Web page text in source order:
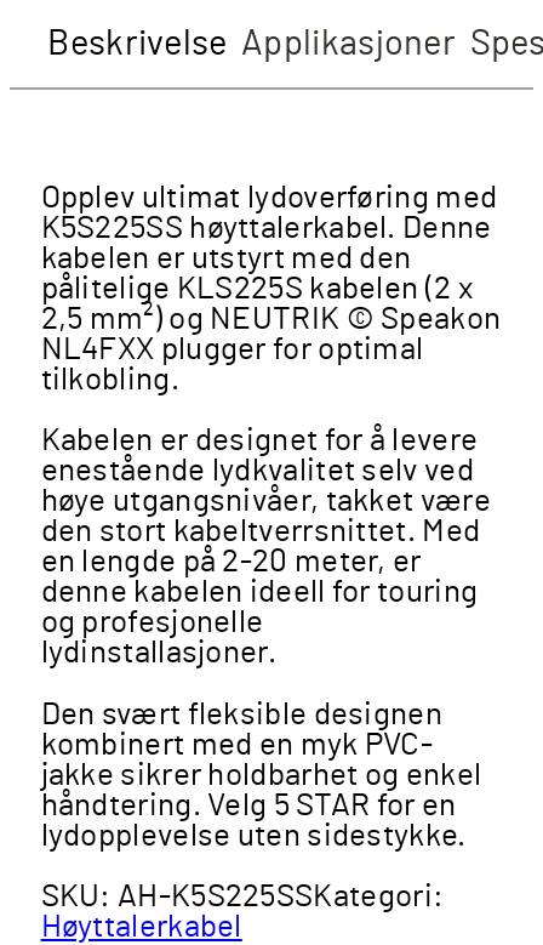
speakon
Beskrivelse Applikasjoner
Opplev ultimat lydoverføring med
K5S225SS høyttalerkabel. Denne
kabelen er utstyrt med den
pålitelige KLS225S kabelen (2 x
2,5 mm²) og NEUTRIK © Speakon
NL4FXX plugger for optimal
tilkobling.
Kabelen er designet for å levere
enestående lydkvalitet selv ved
høye utgangsnivåer, takket være
den stort kabeltverrsnittet. Med
en lengde på 2-20 meter, er
denne kabelen ideell for touring
og profesjonelle
lydinstallasjoner.
Den svært fleksible designen
kombinert med en myk PVC-
jakke sikrer holdbarhet og enkel
håndtering. Velg 5 STAR for en
lydopplevelse uten sidestykke.
SKU: AH-K5S225SS Kategori:
Høyttalerkabel